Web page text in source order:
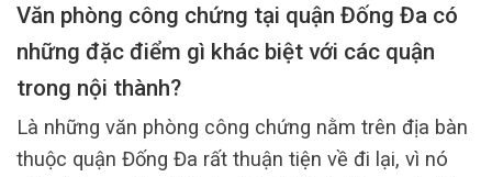
Văn phòng công chứng tại quận Đống Đa có
những đặc điểm gì khác biệt với các quận
trong nội thành?
Là những văn phòng công chứng nằm trên địa bàn
thuộc quận Đống Đa rất thuận tiện về đi lại, vì nó